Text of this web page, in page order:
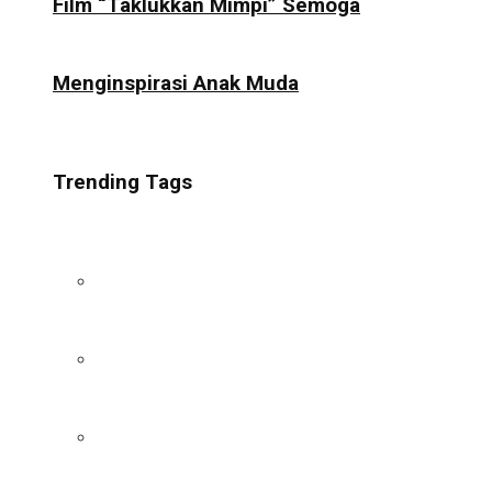
Film “Taklukkan Mimpi” Semoga
Menginspirasi Anak Muda
Trending Tags